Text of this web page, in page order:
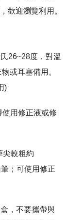
歡迎瀏覽利用。
26~28度，對溫
或耳塞備用。
)
用修正液或修
尖較粗約
；可使用修正
，不要攜帶與